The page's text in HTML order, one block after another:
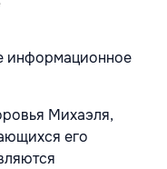
информационное
Михаэля,
его